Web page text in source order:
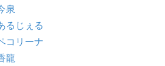
泉
るじぇる
コリーナ
龍